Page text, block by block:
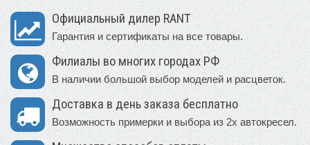
Официальный дилер RANT
Гарантия и сертификаты на все товары.
Филиалы во многих городах РФ
В наличии большой выбор моделей и расцветок.
Доставка в день заказа бесплатно
Возможность примерки и выбора из 2х автокресел.